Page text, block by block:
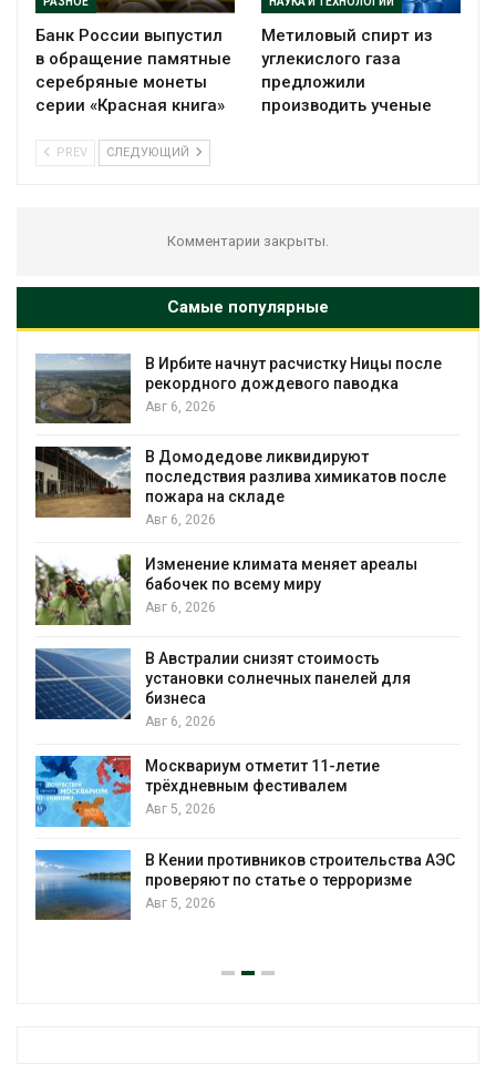
Банк России выпустил
в обращение памятные
серебряные монеты
серии «Красная книга»
Метиловый спирт из
углекислого газа
предложили
производить ученые
PREV СЛЕДУЮЩИЙ
Комментарии закрыты.
Самые популярные
В Ирбите начнут расчистку Ницы после
рекордного дождевого паводка
Авг 6, 2026
В Домодедове ликвидируют
последствия разлива химикатов после
пожара на складе
Авг 6, 2026
Изменение климата меняет ареалы
бабочек по всему миру
Авг 6, 2026
В Австралии снизят стоимость
установки солнечных панелей для
бизнеса
Авг 6, 2026
Москвариум отметит 11-летие
трёхдневным фестивалем
Авг 5, 2026
В Кении противников строительства АЭС
проверяют по статье о терроризме
Авг 5, 2026